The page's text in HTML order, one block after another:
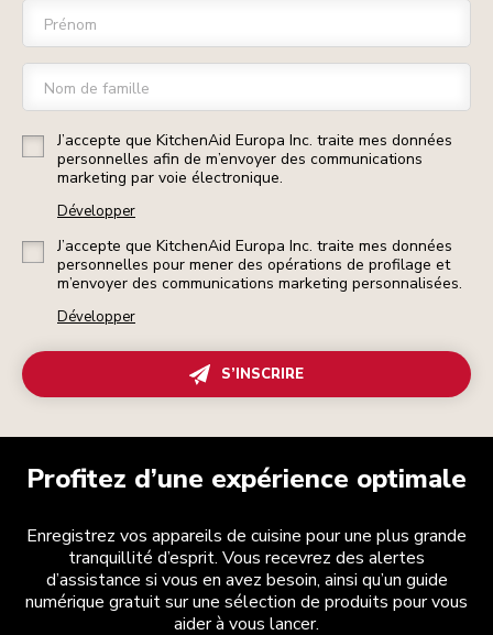
Prénom
Nom de famille
J’accepte que KitchenAid Europa Inc. traite mes données
personnelles afin de m’envoyer des communications
marketing par voie électronique.
Développer
J’accepte que KitchenAid Europa Inc. traite mes données
personnelles pour mener des opérations de profilage et
m’envoyer des communications marketing personnalisées.
Développer
S’INSCRIRE
Profitez d’une expérience optimale
Enregistrez vos appareils de cuisine pour une plus grande
tranquillité d’esprit. Vous recevrez des alertes
d’assistance si vous en avez besoin, ainsi qu’un guide
numérique gratuit sur une sélection de produits pour vous
aider à vous lancer.